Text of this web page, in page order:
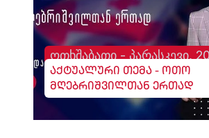
ოთხშაბათი - პარასკევი,
აქტუალური თემა - ოთო
მღებრიშვილთან ერთად